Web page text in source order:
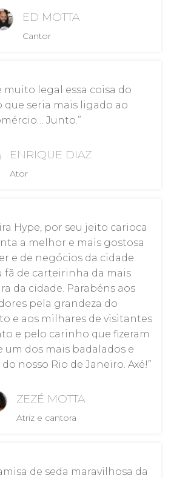
ED MOTTA
Cantor
muito legal essa coisa do
que seria mais ligado ao
Junto.”
ENRIQUE DIAZ
Ator
Hype, por seu jeito carioca
a melhor e mais gostosa
e de negócios da cidade.
fã de carteirinha da mais
da cidade. Parabéns aos
pela grandeza do
e aos milhares de visitantes
e pelo carinho que fizeram
um dos mais badalados e
nosso Rio de Janeiro. Axé!”
ZEZÉ MOTTA
Atriz e cantora
de seda maravilhosa da